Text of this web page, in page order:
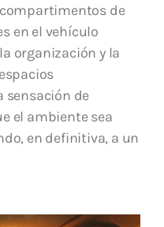
de
en el vehículo
organización y la
sensación de
el ambiente sea
en definitiva, a un